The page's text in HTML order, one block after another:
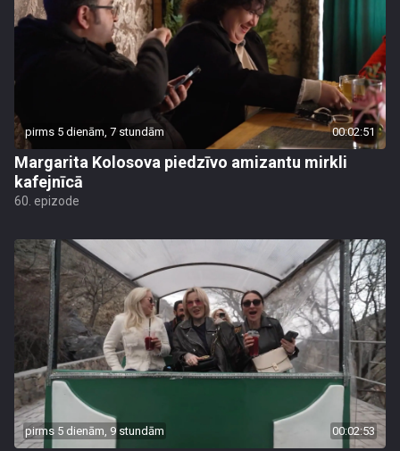
pirms 5 dienām, 7 stundām 00:02:51
Margarita Kolosova piedzīvo amizantu mirkli
kafejnīcā
60. epizode
pirms 5 dienām, 9 stundām 00:02:53